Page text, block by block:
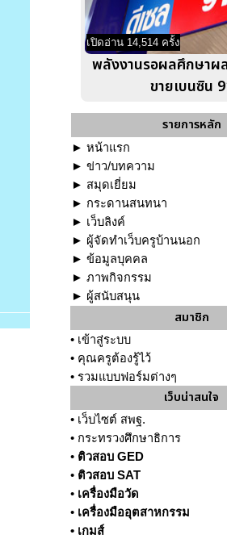
เปิดอ่าน 14,514 ครั้ง
พลังงานรอผลศึกษาผ
ขายเบนซิน
รายการหลัก
► หน้าแรก
► ข่าว/บทความ
► สมุดเยี่ยม
► กระดานสนทนา
► เว็บลิงค์
► ผู้จัดทำเว็บครูบ้านนอก
► ข้อมูลบุคคล
► ภาพกิจกรรม
► ผู้สนับสนุน
สมาชิก
• เข้าสู่ระบบ
• คุณครูต้องรู้ไว้
• รวมแบบฟอร์มต่างๆ
เว็บน่าสนใจ
• เว็บไซต์ สพฐ.
• กระทรวงศึกษาธิการ
• ติวสอบ GED
• ติวสอบ SAT
• เครื่องมือวัด
• เครื่องมืออุตสาหกรรม
• เกมส์